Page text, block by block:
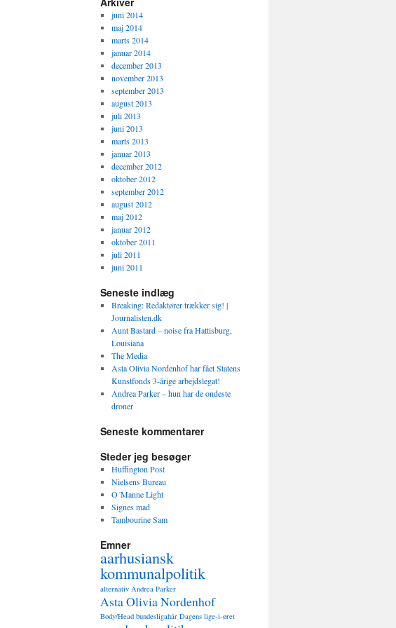
juni 2014
maj 2014
marts 2014
januar 2014
december 2013
november 2013
september 2013
august 2013
juli 2013
juni 2013
marts 2013
januar 2013
december 2012
oktober 2012
september 2012
august 2012
maj 2012
januar 2012
oktober 2011
juli 2011
juni 2011
Seneste indlæg
Breaking: Redaktører trækker sig! |
Journalisten.dk
Aunt Bastard – noise fra Hattisburg,
Louisiana
The Media
Asta Olivia Nordenhof har fået Statens
Kunstfonds 3-årige arbejdslegat!
Andrea Parker – hun har de ondeste
droner
Seneste kommentarer
Steder jeg besøger
Huffington Post
Nielsens Bureau
O´Manne Light
Signes mad
Tambourine Sam
Emner
aarhusiansk
kommunalpolitik
alternativ Andrea Parker
Asta Olivia Nordenhof
Body/Head bundesligahår Dagens lige-i-øret